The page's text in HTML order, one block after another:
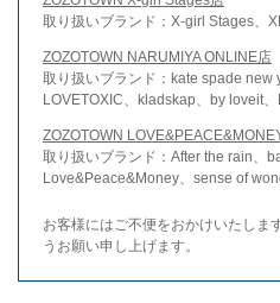
取り扱いブランド：X-girl Stages、
ZOZOTOWN NARUMIYA ONLINE店
取り扱いブランド：kate spade new
LOVETOXIC、kladskap、by loveit
ZOZOTOWN
取り扱いブランド：After the rain、
Love&Peace&Money、sense of
お客様にはご不便をおかけいたしま
うお願い申し上げます。